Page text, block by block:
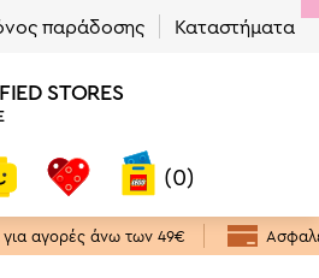
παράδοσης Καταστήματα
STORES
(0)
αγορές άνω των 49€